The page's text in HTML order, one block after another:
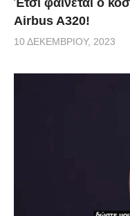
Airbus A320!
10 ΔΕΚΕΜΒΡΊΟΥ, 2023